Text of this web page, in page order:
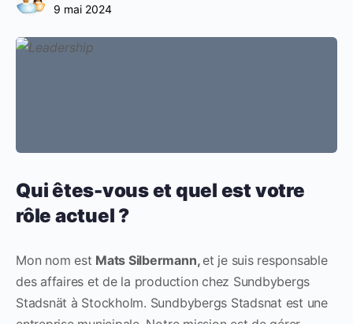
9 mai 2024
Qui êtes-vous et quel est votre
rôle actuel ?
Mon nom est Mats Silbermann, et je suis responsable
des affaires et de la production chez Sundbybergs
Stadsnät à Stockholm. Sundbybergs Stadsnat est une